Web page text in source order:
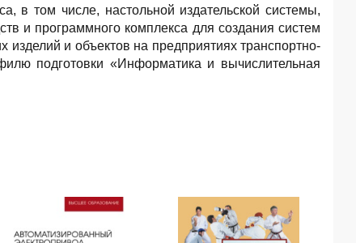
в том числе, настольной издательской системы,
и программного комплекса для создания систем
и объектов на предприятиях транспортно-
подготовки «Информатика и вычислительная